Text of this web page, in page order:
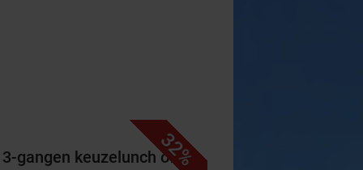
32%
gangen keuzelunch of -